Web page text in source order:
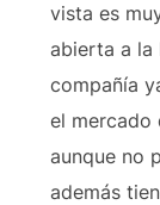
vista es
abierta a la
compañía
el mercado
aunque no
además